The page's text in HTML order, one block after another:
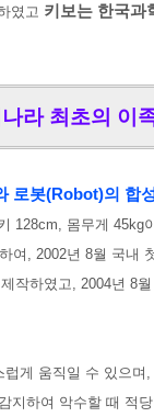
였고 키보는 한국과
라 최초의 이
로봇(Robot)의 합
128cm, 몸무게 45kg
여, 2002년 8월 국내
작하였고, 2004년 8
게 움직일 수 있으며
지하여 악수할 때 적